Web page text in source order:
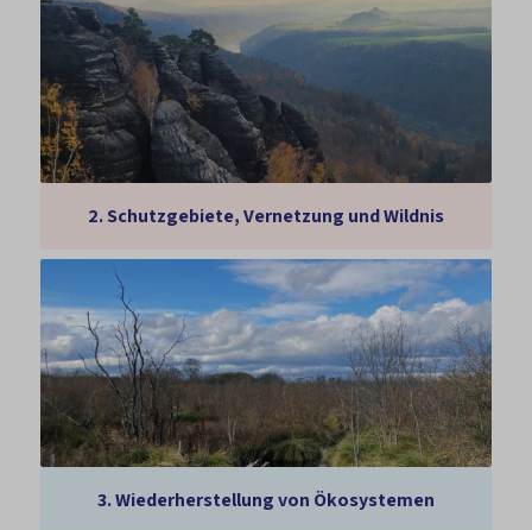
2.Schutzgebiete, Vernetzung und Wildnis
3.Wiederherstellung von Ökosystemen